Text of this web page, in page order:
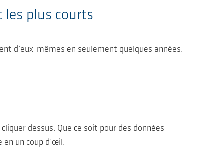
les plus courts
d’eux-mêmes en seulement quelques années.
dessus. Que ce soit pour des données
un coup d’œil.